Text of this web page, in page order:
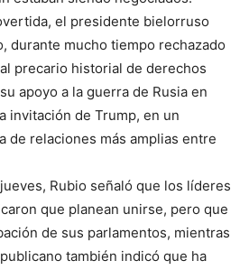
el presidente bielorruso
durante mucho tiempo rechazado
precario historial de derechos
apoyo a la guerra de Rusia en
invitación de Trump, en un
de relaciones más amplias entre
Rubio señaló que los líderes
que planean unirse, pero que
de sus parlamentos, mientras
también indicó que ha